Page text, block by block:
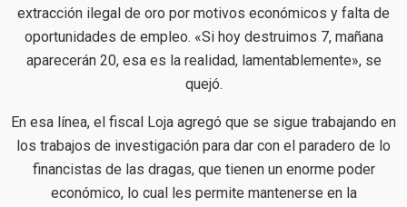
extracción ilegal de oro por motivos económicos y falta de
oportunidades de empleo. «Si hoy destruimos 7, mañana
aparecerán 20, esa es la realidad, lamentablemente», se
quejó.
En esa línea, el fiscal Loja agregó que se sigue trabajando en
los trabajos de investigación para dar con el paradero de lo
financistas de las dragas, que tienen un enorme poder
económico, lo cual les permite mantenerse en la